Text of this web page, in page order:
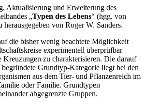
Aktualisierung und Erweiterung des
„Typen des Lebens“ (hgg. von
herausgegeben von Roger W. Sanders.
die bisher wenig beachtete Möglichkeit
experimentell überprüfbar
Kreuzungen zu charakterisieren. Die darauf
begründete Grundtyp-Kategorie liegt bei den
aus dem Tier- und Pflanzenreich im
oder Familie. Grundtypen
abgegrenzte Gruppen.